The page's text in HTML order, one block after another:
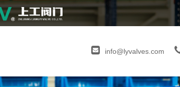
info@lyvalves.com